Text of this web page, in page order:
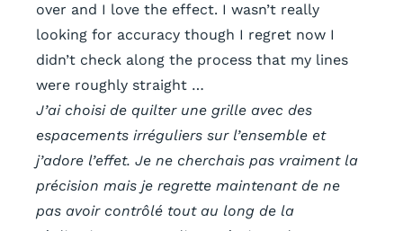
over and I love the effect. I wasn’t really
looking for accuracy though I regret now I
didn’t check along the process that my lines
were roughly straight …
J’ai choisi de quilter une grille avec des
espacements irréguliers sur l’ensemble et
j’adore l’effet. Je ne cherchais pas vraiment la
précision mais je regrette maintenant de ne
pas avoir contrôlé tout au long de la